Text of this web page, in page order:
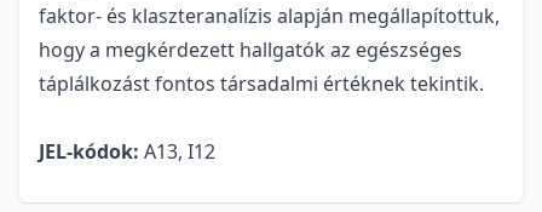
faktor- és klaszteranalízis alapján megállapítottuk,
hogy a megkérdezett hallgatók az egészséges
táplálkozást fontos társadalmi értéknek tekintik.
JEL-kódok: A13, I12